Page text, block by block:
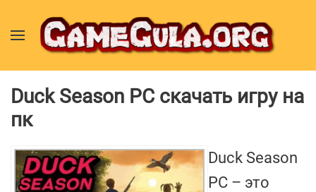
Duck Season PC скачать игру на
пк
Duck Season
PC – это